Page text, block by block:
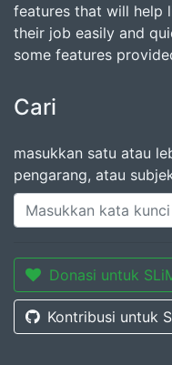
features that will help
their job easily and
some features
Cari
masukkan satu atau
pengarang, atau
Donasi untuk
Kontribusi untuk